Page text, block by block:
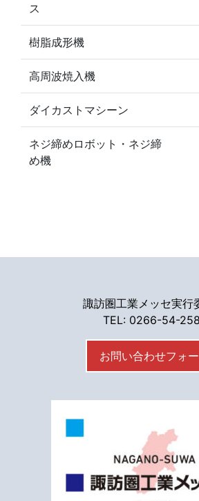
ス
樹脂成形機
高周波焼入機
ダイカストマシーン
ネジ締めロボット・ネジ締
め機
諏訪圏工業メッセ実行
TEL: 0266-54-
お問い合わせフォ